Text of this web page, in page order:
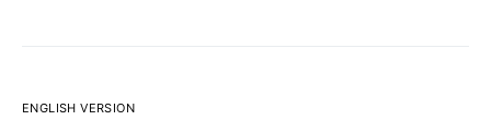
ENGLISH VERSION